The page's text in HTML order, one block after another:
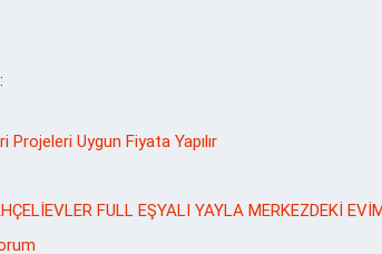
Uygun Fiyata Yapılır
FULL EŞYALI YAYLA MERKEZDEKİ